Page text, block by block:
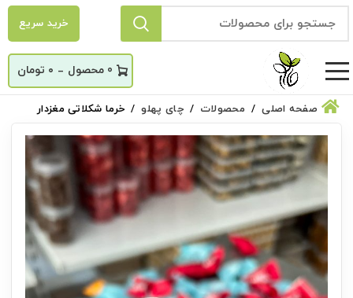
خرید سریع
0
_ ۰ تومان
صفحه اصلی محصولات چای پهلو خرما شکلاتی مغزدار